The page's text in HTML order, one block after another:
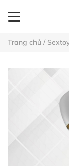
Trang chủ /